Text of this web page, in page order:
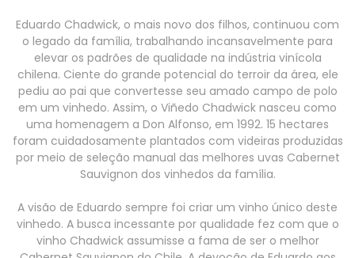
Eduardo Chadwick, o mais novo dos filhos, continuou com
o legado da família, trabalhando incansavelmente para
elevar os padrões de qualidade na indústria vinícola
chilena. Ciente do grande potencial do terroir da área, ele
pediu ao pai que convertesse seu amado campo de polo
em um vinhedo. Assim, o Viñedo Chadwick nasceu como
uma homenagem a Don Alfonso, em 1992. 15 hectares
foram cuidadosamente plantados com videiras produzidas
por meio de seleção manual das melhores uvas Cabernet
Sauvignon dos vinhedos da família.
A visão de Eduardo sempre foi criar um vinho único deste
vinhedo. A busca incessante por qualidade fez com que o
vinho Chadwick assumisse a fama de ser o melhor